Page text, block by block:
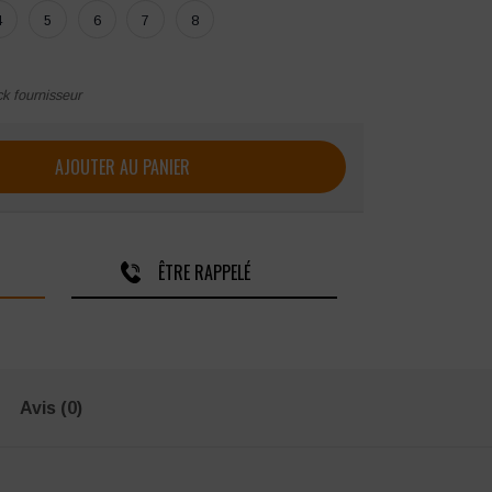
5 6 7 8
fournisseur
CEPOVETT ATEX 350
AJOUTER AU PANIER
ÊTRE RAPPELÉ
Avis (0)